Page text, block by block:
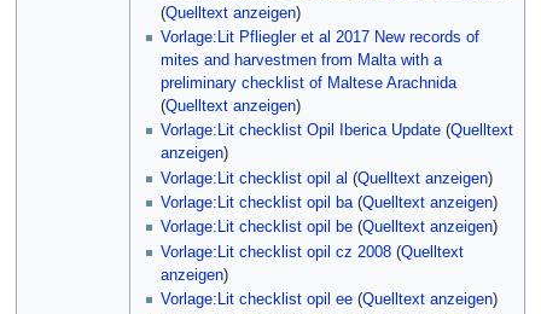
(Quelltext anzeigen)
Vorlage:Lit Pfliegler et al 2017 New records of
mites and harvestmen from Malta with a
preliminary checklist of Maltese Arachnida
(Quelltext anzeigen)
Vorlage:Lit checklist Opil Iberica Update (Quelltext
anzeigen)
Vorlage:Lit checklist opil al (Quelltext anzeigen)
Vorlage:Lit checklist opil ba(Quelltext anzeigen)
Vorlage:Lit checklist opil be (Quelltext anzeigen)
Vorlage:Lit checklist opil cz 2008 (Quelltext
anzeigen)
Vorlage:Lit checklist opil ee (Quelltext anzeigen)